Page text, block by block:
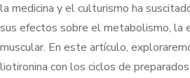
la medicina y el culturismo ha
sus efectos sobre el metabolismo, la
muscular. En este artículo,
liotironina con los ciclos de